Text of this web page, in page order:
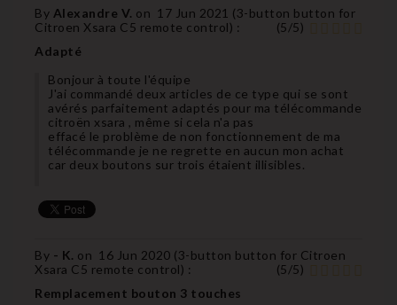
By Alexandre V. on 17 Jun 2021 (3-button button for
Citroen Xsara C5 remote control) : (5/5)
Adapté
Bonjour à toute l'équipe
J'ai commandé deux articles de ce type qui se sont
avérés parfaitement adaptés pour ma télécommande
citroën xsara , même si cela n'a pas
effacé le problème de non fonctionnement de ma
télécommande je ne regrette en aucun mon achat
car deux boutons sur trois étaient illisibles.
By - K. on 16 Jun 2020 (3-button button for Citroen
Xsara C5 remote control) : (5/5)
Remplacement bouton 3 touches